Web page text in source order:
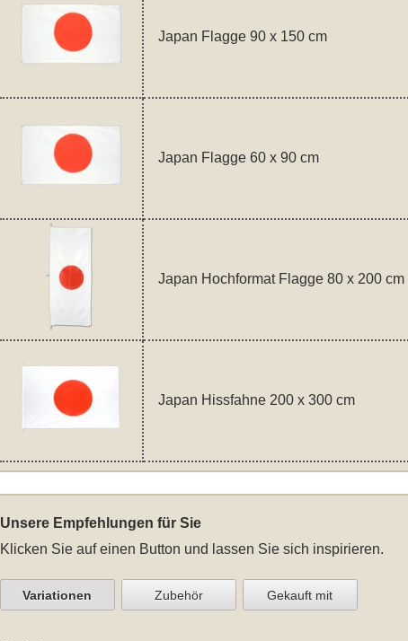
Japan Flagge 90 x 150 cm
Japan Flagge 60 x 90 cm
Japan Hochformat Flagge 80 x 200 cm
Japan Hissfahne 200 x 300 cm
Unsere Empfehlungen für Sie
Klicken Sie auf einen Button und lassen Sie sich inspirieren.
Variationen Zubehör Gekauft mit